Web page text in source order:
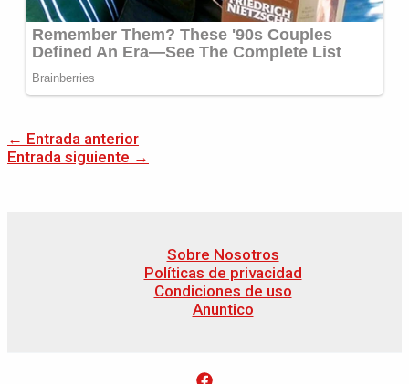
← Entrada anterior
Entrada siguiente →
Sobre Nosotros
Políticas de privacidad
Condiciones de uso
Anuntico